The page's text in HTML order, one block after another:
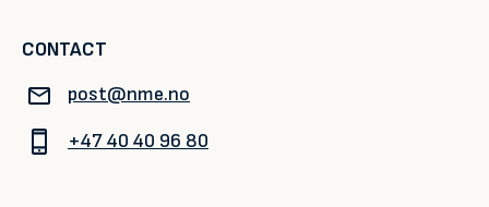
CONTACT
post@nme.no
+47 40 40 96 80